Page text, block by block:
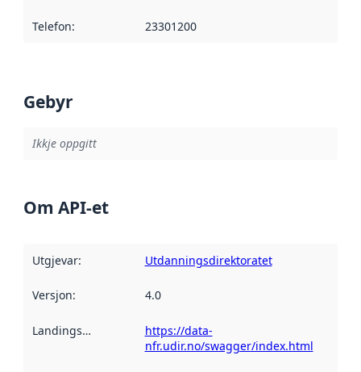
Telefon: 23301200
Gebyr
Ikkje oppgitt
Om API-et
Utgjevar: Utdanningsdirektoratet
Versjon: 4.0
Landingsside
https://data-
nfr.udir.no/swagger/index.html